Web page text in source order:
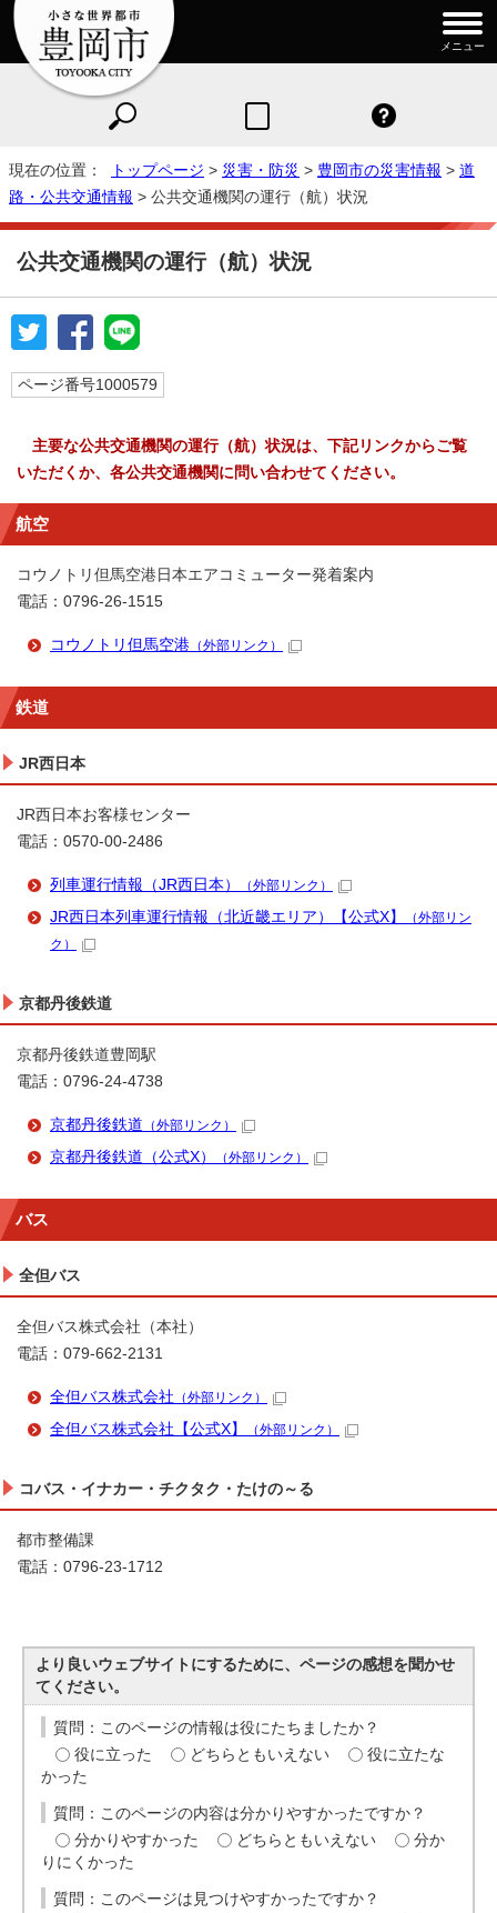
メニュー
現在の位置： トップページ > 災害・防災 > 豊岡市の災害情報 > 道
路・公共交通情報 > 公共交通機関の運行（航）状況
公共交通機関の運行（航）状況
ページ番号1000579
主要な公共交通機関の運行（航）状況は、 下記リンクからご覧
いただくか、各公共交通機関に問い合わせてください。
航空
コウノトリ但馬空港日本エアコミューター発着案内
電話：0796-26-1515
コウノトリ但馬空港 （外部リンク）
鉄道
JR西日本
JR西日本お客様センター
電話：0570-00-2486
列車運行情報（JR西日本） （外部リンク）
JR西日本列車運行情報（北近畿エリア）【公式X】
（外部リン
ク）
京都丹後鉄道
京都丹後鉄道豊岡駅
電話：0796-24-4738
京都丹後鉄道 （外部リンク）
京都丹後鉄道（公式X） （外部リンク）
バス
全但バス
全但バス株式会社（本社）
電話：079-662-2131
全但バス株式会社 （外部リンク）
全但バス株式会社【公式X】 （外部リンク）
コバス・イナカー・チクタク・たけの～る
都市整備課
電話：0796-23-1712
より良いウェブサイトにするために、ページの感想を聞かせ
てください。
質問：このページの情報は役にたちましたか？
役に立った
どちらともいえない
役に立たな
かった
質問：このページの内容は分かりやすかったですか？
分かりやすかった
どちらともいえない
分か
りにくかった
質問：このページは見つけやすかったですか？